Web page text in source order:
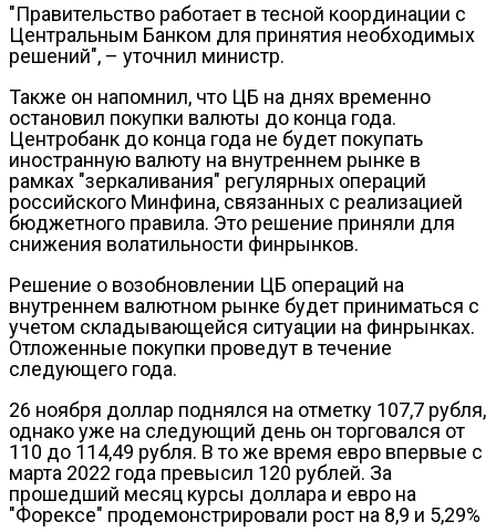
"Правительство работает в тесной координации с
Центральным Банком для принятия необходимых
решений", – уточнил министр.
Также он напомнил, что ЦБ на днях временно
остановил покупки валюты до конца года.
Центробанк до конца года не будет покупать
иностранную валюту на внутреннем рынке в
рамках "зеркаливания" регулярных операций
российского Минфина, связанных с реализацией
бюджетного правила. Это решение приняли для
снижения волатильности финрынков.
Решение о возобновлении ЦБ операций на
внутреннем валютном рынке будет приниматься с
учетом складывающейся ситуации на финрынках.
Отложенные покупки проведут в течение
следующего года.
26 ноября доллар поднялся на отметку 107,7 рубля,
однако уже на следующий день он торговался от
110 до 114,49 рубля. В то же время евро впервые с
марта 2022 года превысил 120 рублей. За
прошедший месяц курсы доллара и евро на
"Форексе" продемонстрировали рост на 8,9 и 5,29%